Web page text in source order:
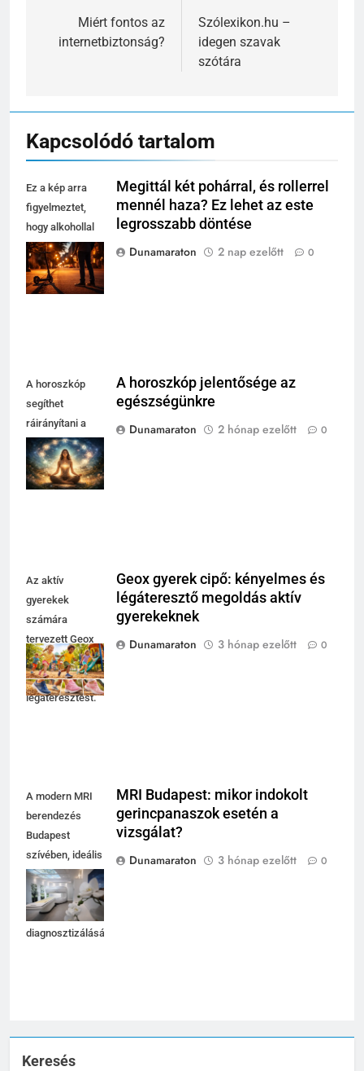
navigáció
Miért fontos az
internetbiztonság?
Szólexikon.hu –
idegen szavak
szótára
Kapcsolódó tartalom
Ez a kép arra
figyelmeztet,
hogy alkohollal
vezetni rollerrel
rendkívül
veszélyes.
Megittál két pohárral, és rollerrel
mennél haza? Ez lehet az este
legrosszabb döntése
Dunamaraton
2 nap ezelőtt 0
A horoszkóp
segíthet
ráirányítani a
figyelmet a
testünk
jelzéseire.
A horoszkóp jelentősége az
egészségünkre
Dunamaraton
2 hónap ezelőtt 0
Az aktív
gyerekek
számára
tervezett Geox
cipő biztosítja a
kényelmet és a
légáteresztést.
Geox gyerek cipő: kényelmes és
légáteresztő megoldás aktív
gyerekeknek
Dunamaraton
3 hónap ezelőtt 0
A modern MRI
berendezés
Budapest
szívében, ideális
választás
gerincpanaszok
pontos
diagnosztizálásához.
MRI Budapest: mikor indokolt
gerincpanaszok esetén a
vizsgálat?
Dunamaraton
3 hónap ezelőtt 0
Keresés